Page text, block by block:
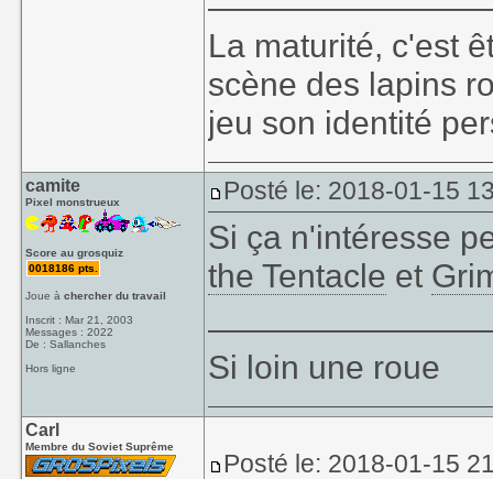
La maturité, c'est
scène des lapins
jeu son identité
camite
Pixel monstrueux
Score au grosquiz
0018186 pts.
Joue àchercher du travail
Inscrit : Mar 21, 2003
Messages : 2022
De : Sallanches
Hors ligne
Posté le: 2018-01-15
Si ça n'intéresse
the Tentacle et
Si loin une roue
Carl
Membre du Soviet Suprême
Posté le: 2018-01-15